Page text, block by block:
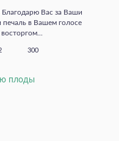
Благодарю Вас за Ваши
в Вашем голосе
300